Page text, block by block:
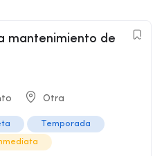
mantenimiento de
Otra
Temporada